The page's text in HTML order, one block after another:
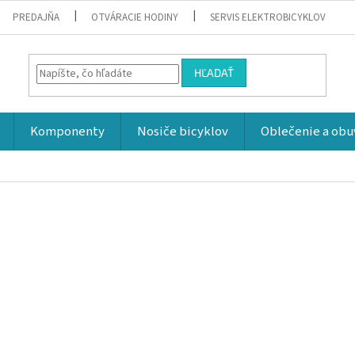
PREDAJŇA OTVÁRACIE HODINY SERVIS ELEKTROBICYKLOV
HĽADAŤ
Komponenty Nosiče bicyklov Oblečenie a